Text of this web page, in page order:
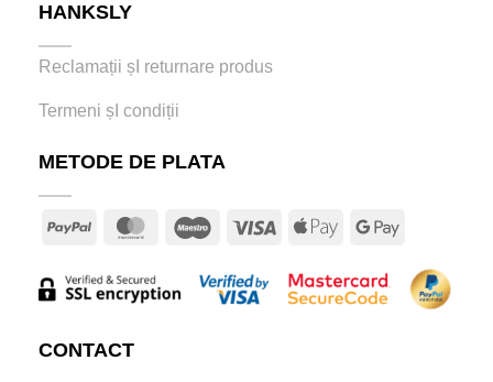
HANKSLY
Reclamații șI returnare produs
Termeni șI condiții
METODE DE PLATA
PayPal MasterCardMaestro Visa
Apple
Google
CONTACT